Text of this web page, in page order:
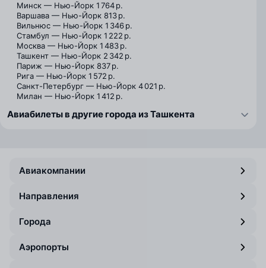
Минск — Нью-Йорк 1 764 р.
Варшава — Нью-Йорк 813 р.
Вильнюс — Нью-Йорк 1 346 р.
Стамбул — Нью-Йорк 1 222 р.
Москва — Нью-Йорк 1 483 р.
Ташкент — Нью-Йорк 2 342 р.
Париж — Нью-Йорк 837 р.
Рига — Нью-Йорк 1 572 р.
Санкт-Петербург — Нью-Йорк 4 021 р.
Милан — Нью-Йорк 1 412 р.
Авиабилеты в другие города из Ташкента
Авиакомпании
Направления
Города
Аэропорты